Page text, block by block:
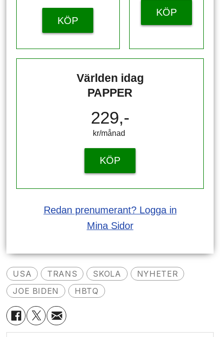
KÖP
KÖP
Världen idag
PAPPER
229,-
kr/månad ​​​​​​
KÖP
Redan prenumerant? Logga in
Mina Sidor
USA TRANS SKOLA
NYHETER
JOE BIDEN
HBTQ